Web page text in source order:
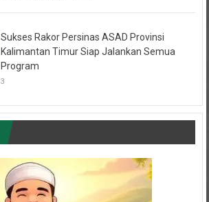
Kalimantan Timur Siap Jalankan Semua
Program
3